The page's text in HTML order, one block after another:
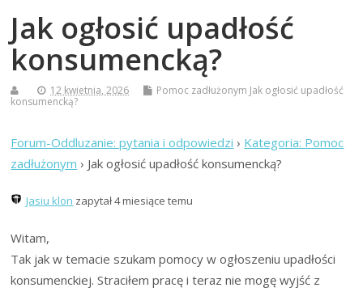
Jak ogłosić upadłość
konsumencką?
12 kwietnia, 2026 Pomoc zadłużonym Jak ogłosić upadłość
konsumencką?
Forum-Oddluzanie: pytania i odpowiedzi › Kategoria: Pomoc
zadłużonym › Jak ogłosić upadłość konsumencką?
Jasiu klon zapytał 4 miesiące temu
Witam,
Tak jak w temacie szukam pomocy w ogłoszeniu upadłości
konsumenckiej. Straciłem pracę i teraz nie mogę wyjść z